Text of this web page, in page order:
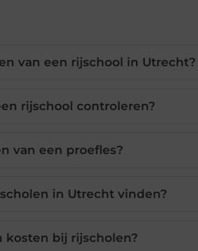
van een rijschool in Utrecht?
rijschool controleren?
van een proefles?
in Utrecht vinden?
kosten bij rijscholen?